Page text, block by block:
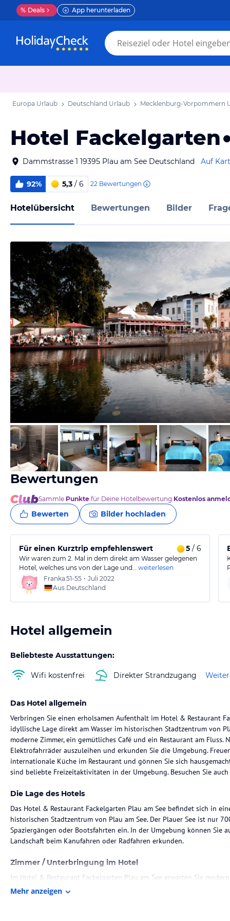
% Deals App herunterladen
Europa Urlaub Deutschland Urlaub Mecklenburg-Vorpommern
Hotel Fackelgarten
Dammstrasse 1 19395 Plau am See Deutschland Auf
92% 5,3 / 6 22 Bewertungen
Hotelübersicht Bewertungen Bilder
vom Hotelier, Juni 2014
Bewertungen
Sammle Punkte für Deine Hotelbewertung.Kostenlos
Bewerten Bilder hochladen
Für einen Kurztrip empfehlenswert 5 / 6
Wir waren zum 2. Mal in dem direkt am Wasser gelegenen
Hotel, welches uns von der Lage und… weiterlesen
Franka 51-55 • Juli 2022
Aus Deutschland
Hotel allgemein
Beliebteste Ausstattungen:
Wifi kostenfrei Direkter Strandzugang
Das Hotel allgemein
Verbringen Sie einen erholsamen Aufenthalt im Hotel & Restaurant
idyllische Lage direkt am Wasser im historischen Stadtzentrum von
moderne Zimmer, ein gemütliches Café und ein Restaurant am Fluss.
Elektrofahrräder auszuleihen und erkunden Sie die Umgebung.
internationale Küche im Restaurant und gönnen Sie sich
sind beliebte Freizeitaktivitäten in der Umgebung. Besuchen Sie
Die Lage des Hotels
Das Hotel & Restaurant Fackelgarten Plau am See befindet sich in
historischen Stadtzentrum von Plau am See. Der Plauer See ist nur
Spaziergängen oder Bootsfahrten ein. In der Umgebung können Sie
Landschaft beim Kanufahren oder Radfahren erkunden.
Zimmer / Unterbringung im Hotel
Im Hotel & Restaurant Fackelgarten Plau am See erwarten Sie
Annehmlichkeiten für einen angenehmen Aufenthalt. Jedes Zimmer
Mehr anzeigen